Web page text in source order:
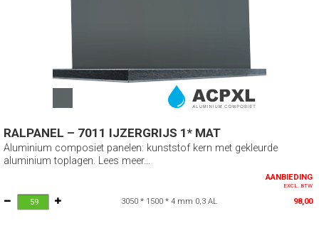
RALPANEL – 7011 IJZERGRIJS 1* MAT
Aluminium composiet panelen: kunststof kern met gekleurde
aluminium toplagen. Lees meer...
AANBIEDING
EXCL. BTW
3050 * 1500 * 4 mm 0,3 AL 98,00